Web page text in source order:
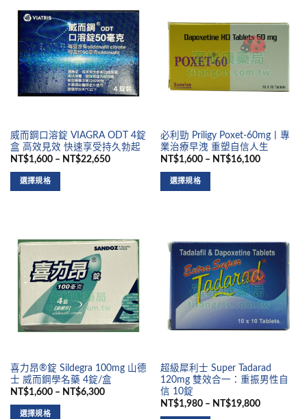
威而鋼口溶錠 VIAGRA ODT 4錠
盒 高效見效 快速享受持久勃起
NT$1,600 – NT$22,650
選擇規格
必利勁 Priligy Poxet-60mg丨專
業治療早洩 重塑自信人生
NT$1,600 – NT$16,100
選擇規格
喜力昂®錠 Sildegra 100mg 山德
士 威而鋼學名藥 4錠/盒
NT$1,600 – NT$6,300
選擇規格
超級犀利士 Super Tadarad
120mg 雙效合一：重振男性自
信 10錠
NT$1,980 – NT$19,800